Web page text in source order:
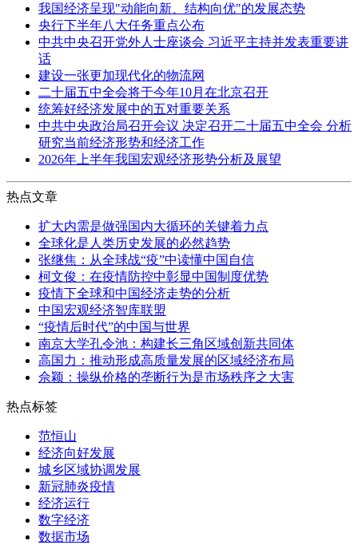
我国经济呈现"动能向新、结构向优"的发展态势
央行下半年八大任务重点公布
中共中央召开党外人士座谈会 习近平主持并发表重要讲
话
建设一张更加现代化的物流网
二十届五中全会将于今年10月在北京召开
统筹好经济发展中的五对重要关系
中共中央政治局召开会议 决定召开二十届五中全会 分析
研究当前经济形势和经济工作
2026年上半年我国宏观经济形势分析及展望
热点文章
扩大内需是做强国内大循环的关键着力点
全球化是人类历史发展的必然趋势
张继焦：从全球战“疫”中读懂中国自信
柯文俊：在疫情防控中彰显中国制度优势
疫情下全球和中国经济走势的分析
中国宏观经济智库联盟
“疫情后时代”的中国与世界
南京大学孔令池：构建长三角区域创新共同体
高国力：推动形成高质量发展的区域经济布局
佘颖：操纵价格的垄断行为是市场秩序之大害
热点标签
范恒山
经济向好发展
城乡区域协调发展
新冠肺炎疫情
经济运行
数字经济
数据市场